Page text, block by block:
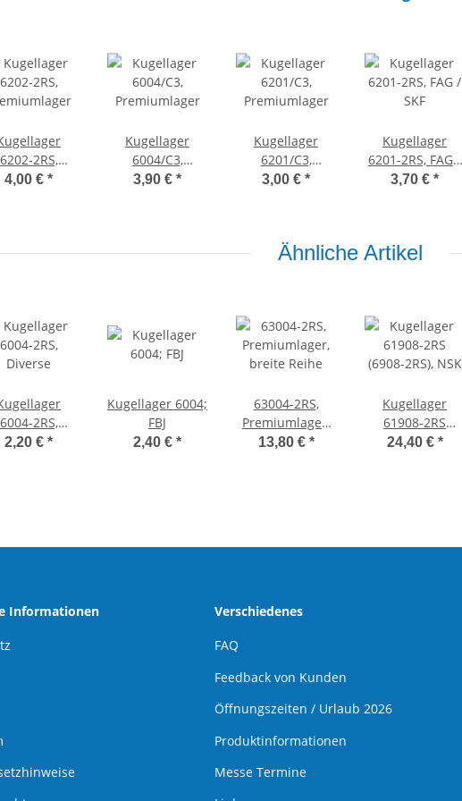
6202-2RS,
4,00 € *
Kugellager
6004/C3,
Premiumlager
3,90 € *
Kugellager
6201/C3,
Premiumlager
3,00 € *
Kugellager
6201-2RS, FAG /
SKF
3,70 € *
Ähnliche Artikel
6004-2RS,
Diverse
2,20 € *
Kugellager 6004;
FBJ
2,40 € *
63004-2RS,
Premiumlager,
breite Reihe
13,80 € *
Kugellager
61908-2RS
(6908-2RS), NSK
24,40 € *
Informationen Verschiedenes
FAQ
Feedback von Kunden
Öffnungszeiten / Urlaub 2026
Produktinformationen
Messe Termine